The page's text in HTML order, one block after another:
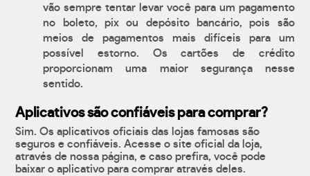
vão sempre tentar levar você para um pagamento
no boleto, pix ou depósito bancário, pois são
meios de pagamentos mais difíceis para um
possível estorno. Os cartões de crédito
proporcionam uma maior segurança nesse
sentido.
Aplicativos são confiáveis para comprar?
Sim. Os aplicativos oficiais das lojas famosas são
seguros e confiáveis. Acesse o site oficial da loja,
através de nossa página, e caso prefira, você pode
baixar o aplicativo para comprar através deles.